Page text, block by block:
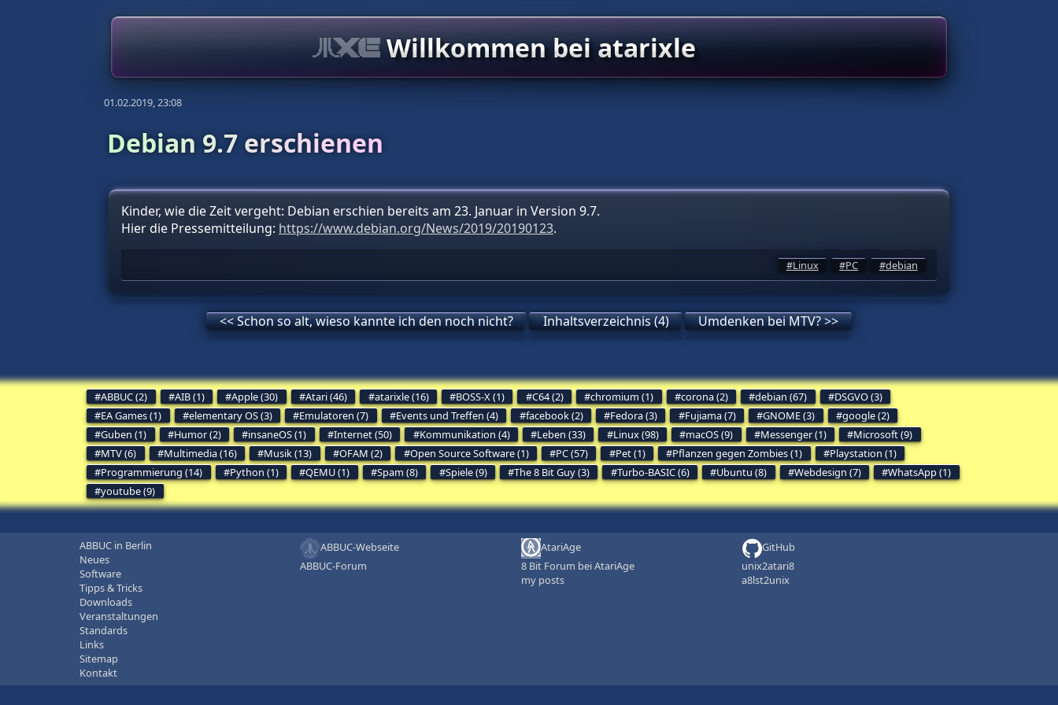
Willkommen bei atarixle
01.02.2019, 23:08
Debian 9.7 erschienen
Kinder, wie die Zeit vergeht: Debian erschien bereits am 23. Januar in Version 9.7.
Hier die Pressemitteilung: https://www.debian.org/News/2019/20190123.
Linux PC debian
<< Schon so alt, wieso kannte ich den noch nicht? Inhaltsverzeichnis (4) Umdenken bei MTV? >>
ABBUC (2) AIB (1) Apple (30) Atari (46) atarixle (16) BOSS-X (1) C64 (2) chromium (1) corona (2) debian (67)
DSGVO (3)
EA Games (1)
elementary OS (3) Emulatoren (7) Events und Treffen (4) facebook (2) Fedora (3) Fujiama (7) GNOME (3)
google (2)
Guben (1)
Humor (2) insaneOS (1) Internet (50) Kommunikation (4) Leben (33) Linux (98) macOS (9) Messenger (1)
Microsoft (9)
MTV (6)
Multimedia (16) Musik (13) OFAM (2) Open Source Software (1) PC (57) Pet (1) Pflanzen gegen Zombies (1)
Playstation (1)
Programmierung (14)
Python (1) QEMU (1) Spam (8) Spiele (9) The 8 Bit Guy (3) Turbo-BASIC (6) Ubuntu (8) Webdesign (7)
WhatsApp (1)
youtube (9)
ABBUC in Berlin
Neues
Software
Tipps & Tricks
Downloads
Veranstaltungen
Standards
Links
Sitemap
Kontakt
ABBUC-Webseite
ABBUC-Forum
AtariAge
8 Bit Forum bei AtariAge
my posts
GitHub
unix2atari8
a8lst2unix